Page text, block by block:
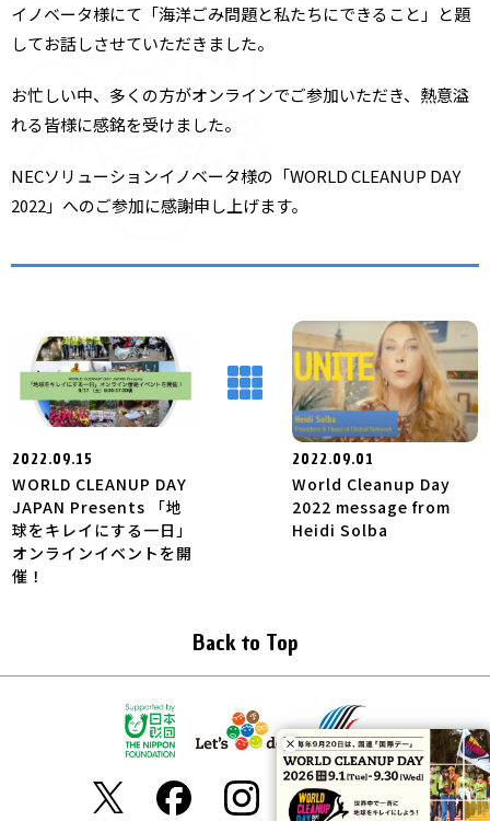
イノベータ様にて「海洋ごみ問題と私たちにできること」と題
してお話しさせていただきました。
お忙しい中、多くの方がオンラインでご参加いただき、熱意溢
れる皆様に感銘を受けました。
NECソリューションイノベータ様の「WORLD CLEANUP DAY
2022」へのご参加に感謝申し上げます。
2022.09.15
WORLD CLEANUP DAY
JAPAN Presents 「地
球をキレイにする一日」
オンラインイベントを開
催！
2022.09.01
World Cleanup Day
2022 message from
Heidi Solba
Back to Top